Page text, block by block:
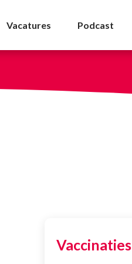
Vacatures Podcast
Vaccinaties